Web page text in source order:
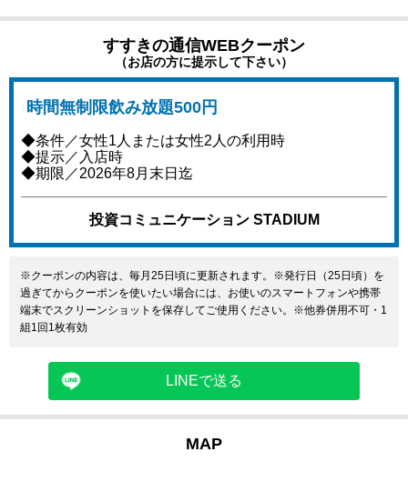
すすきの通信WEBクーポン
（お店の方に提示して下さい）
時間無制限飲み放題500円
◆条件／女性1人または女性2人の利用時
◆提示／入店時
◆期限／2026年8月末日迄
投資コミュニケーション STADIUM
※クーポンの内容は、毎月25日頃に更新されます。※発行日（25日頃）を
過ぎてからクーポンを使いたい場合には、お使いのスマートフォンや携帯
端末でスクリーンショットを保存してご使用ください。※他券併用不可・1
組1回1枚有効
LINEで送る
MAP